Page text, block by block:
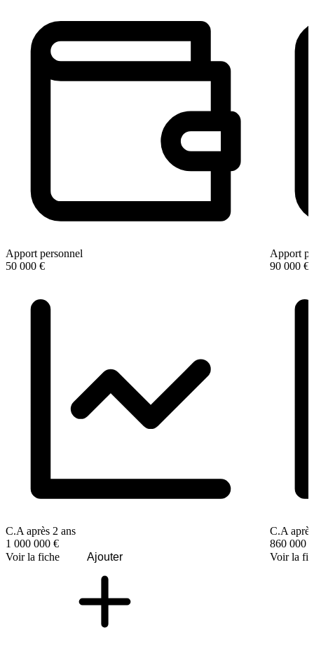
Apport personnel
50 000 €
C.A après 2 ans
1 000 000 €
Voir la fiche
Ajouter
Apport
90 000 €
C.A
860 000 €
Voir la